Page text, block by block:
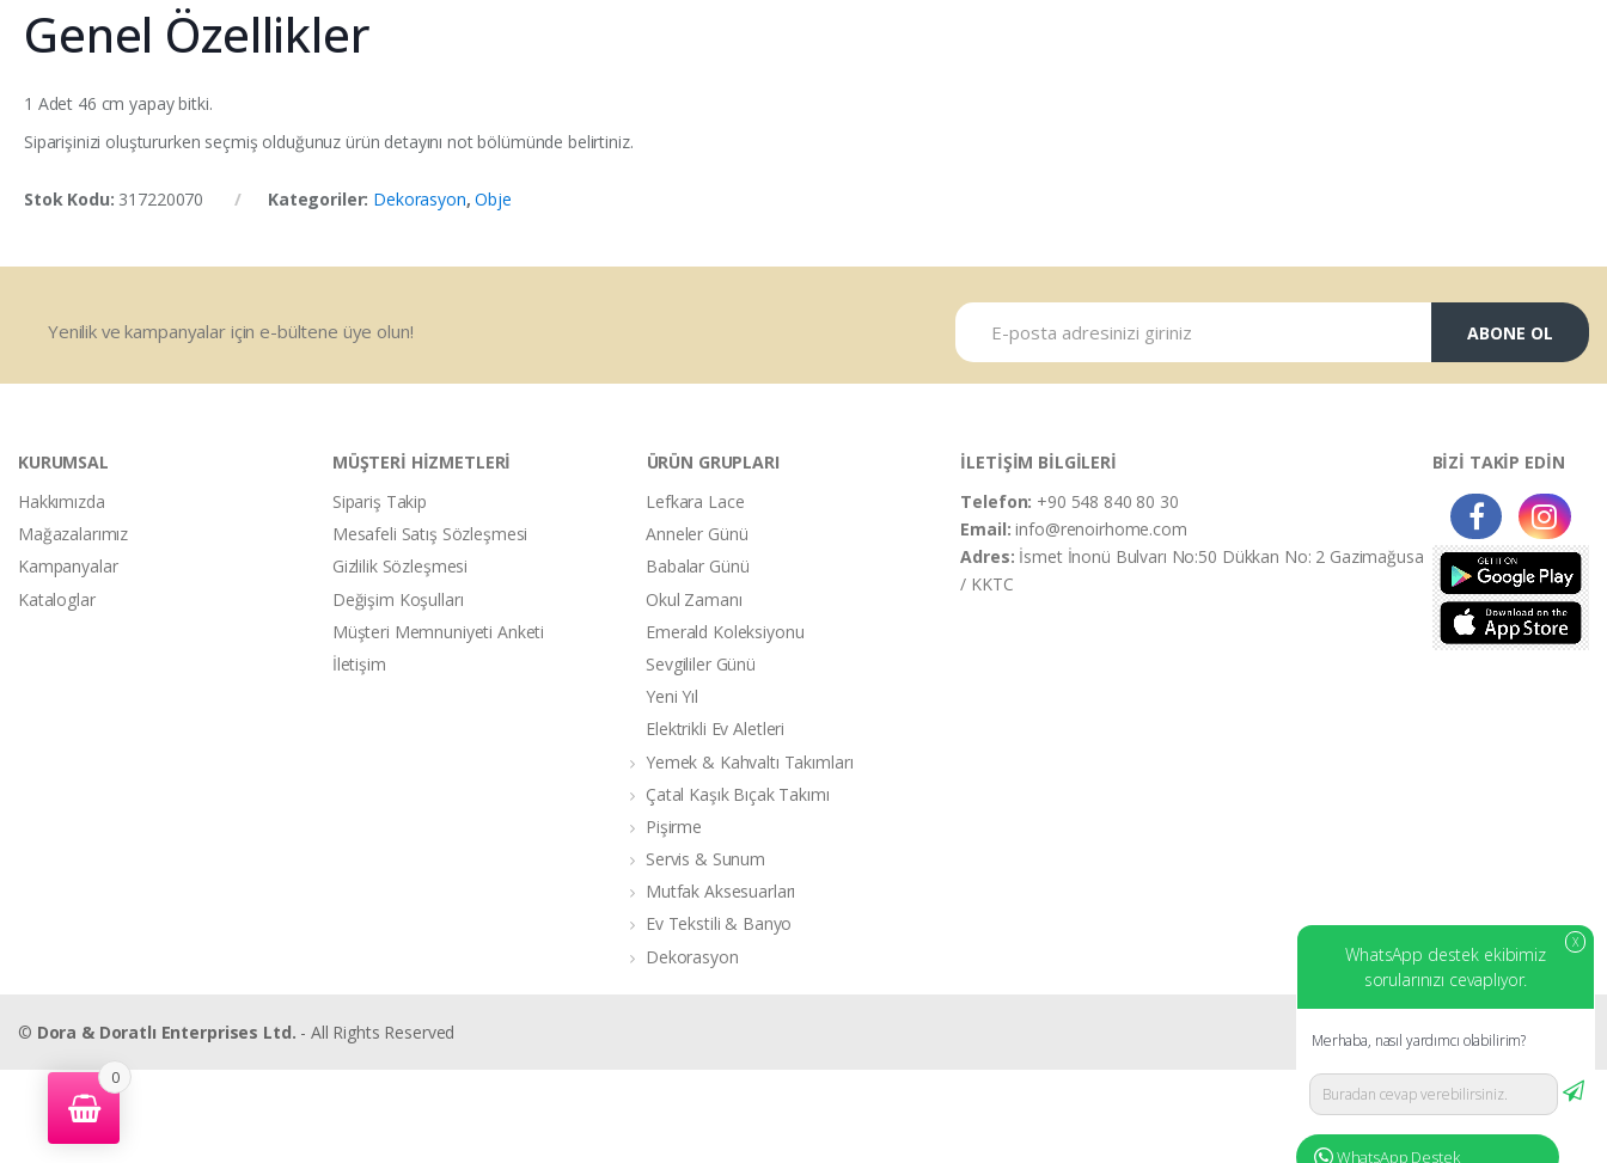
Genel Özellikler
1 Adet 46 cm yapay bitki.
Siparişinizi oluştururken seçmiş olduğunuz ürün detayını not bölümünde belirtiniz.
Stok Kodu: 317220070 Kategoriler: Dekorasyon,Obje
Yenilik ve kampanyalar için e-bültene üye olun! ABONE OL
KURUMSAL
Hakkımızda
Mağazalarımız
Kampanyalar
Kataloglar
MÜŞTERİ HİZMETLERİ
Sipariş Takip
Mesafeli Satış Sözleşmesi
Gizlilik Sözleşmesi
Değişim Koşulları
Müşteri Memnuniyeti Anketi
İletişim
ÜRÜN GRUPLARI
Lefkara Lace
Anneler Günü
Babalar Günü
Okul Zamanı
Emerald Koleksiyonu
Sevgililer Günü
Yeni Yıl
Elektrikli Ev Aletleri
Yemek & Kahvaltı Takımları
Çatal Kaşık Bıçak Takımı
Pişirme
Servis & Sunum
Mutfak Aksesuarları
Ev Tekstili & Banyo
Dekorasyon
İLETİŞİM BİLGİLERİ
Telefon: +90 548 840 80 30
Email:info@renoirhome.com
Adres: İsmet İnonü Bulvarı No:50 Dükkan No: 2 Gazimağusa
/ KKTC
BİZİ TAKİP EDİN
© Dora & Doratlı Enterprises Ltd. - All Rights Reserved
0
X
WhatsApp destek ekibimiz
sorularınızı cevaplıyor.
Merhaba, nasıl yardımcı olabilirim?
WhatsApp Destek